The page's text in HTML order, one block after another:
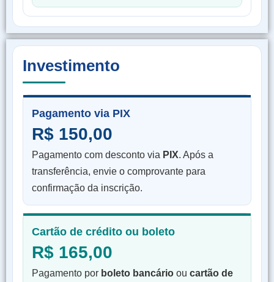
Investimento
Pagamento via PIX
R$ 150,00
Pagamento com desconto via PIX. Após a
transferência, envie o comprovante para
confirmação da inscrição.
Cartão de crédito ou boleto
R$ 165,00
Pagamento por boleto bancário ou cartão de